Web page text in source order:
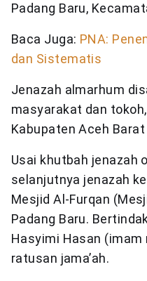
Padang Baru,
Baca Juga: PNA:
dan Sistematis
Jenazah almarhum
masyarakat dan
Kabupaten Aceh Barat
Usai khutbah jenazah
selanjutnya jenazah
Mesjid Al-Furqan
Padang Baru.
Hasyimi Hasan
ratusan jama’ah.